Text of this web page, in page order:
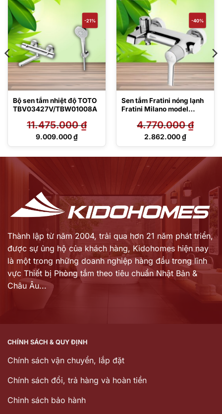
-21%
Bộ sen tắm nhiệt độ TOTO
TBV03427V/TBW01008A
11.475.000₫
Giá
9.009.000₫
Giá
-40%
Sen tắm Fratini nóng lạnh
Fratini Milano model
4.770.000₫
Giá
4.770.000 ₫.
2.862.000₫
Giá
2.862.000 ₫.
Thành lập từ năm 2004, trải qua hơn 21 năm phát triển,
được sự ủng hộ của khách hàng, Kidohomes hiện nay
là một trong những doanh nghiệp hàng đầu trong lĩnh
vực Thiết bị Phòng tắm theo tiêu chuẩn Nhật Bản &
Châu Âu...
CHÍNH SÁCH & QUY ĐỊNH
Chính sách vận chuyển, lắp đặt
Chính sách đổi, trả hàng và hoàn tiền
Chinh sách bảo hành